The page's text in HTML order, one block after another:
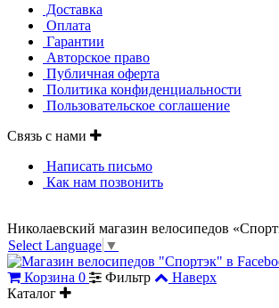
Доставка
Оплата
Гарантии
Авторское право
Публичная оферта
Политика конфиденциальности
Пользовательское соглашение
Связь с нами
Написать письмо
Как нам позвонить
Николаевский магазин велосипедов
Select Language ▼
Корзина 0 Фильтр
Наверх
Каталог